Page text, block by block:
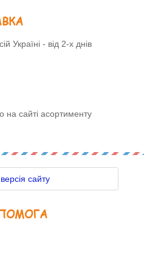
Україні - від 2-х днів
на сайті асортименту
сайту